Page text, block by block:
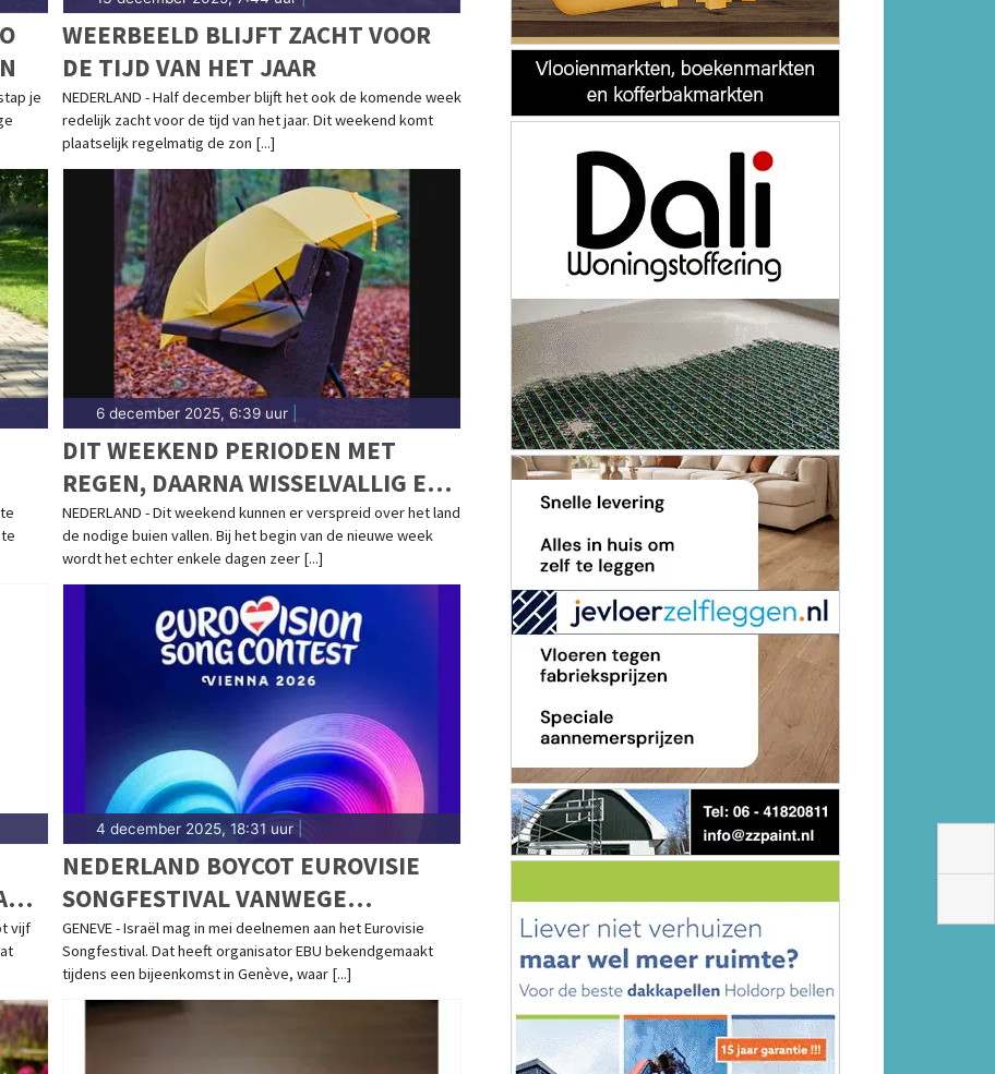
je
WEERBEELD BLIJFT ZACHT VOOR
DE TIJD VAN HET JAAR
NEDERLAND - Half december blijft het ook de komende week
redelijk zacht voor de tijd van het jaar. Dit weekend komt
plaatselijk regelmatig de zon [...]
6 december 2025, 6:39 uur|
DIT WEEKEND PERIODEN MET
REGEN, DAARNA WISSELVALLIG EN
ZEER ZACHT
NEDERLAND - Dit weekend kunnen er verspreid over het land
de nodige buien vallen. Bij het begin van de nieuwe week
wordt het echter enkele dagen zeer [...]
vijf
4 december 2025, 18:31 uur|
NEDERLAND BOYCOT EUROVISIE
SONGFESTIVAL VANWEGE
DEELNAME ISRAËL
GENEVE - Israël mag in mei deelnemen aan het Eurovisie
Songfestival. Dat heeft organisator EBU bekendgemaakt
tijdens een bijeenkomst in Genève, waar [...]